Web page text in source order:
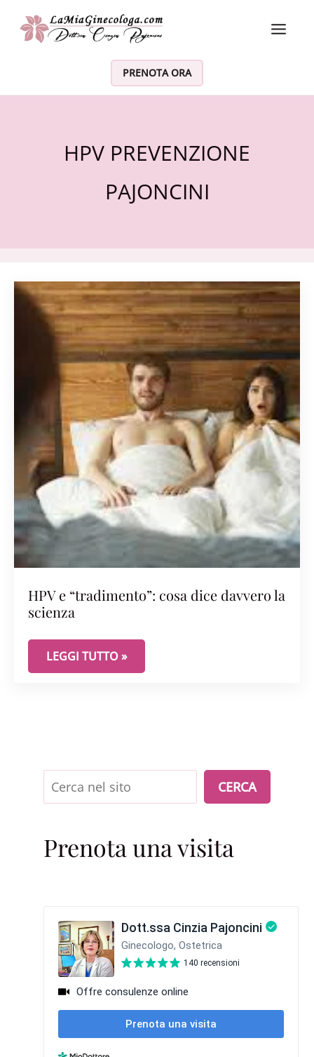
Vai al contenuto
PRENOTA ORA
HPV PREVENZIONE
PAJONCINI
HPV e “tradimento”: cosa dice davvero la
scienza
HPV E “TRADIMENTO”: COSA DICE DAVVERO LA
LEGGI TUTTO »
Cerca CERCA
Prenota una visita